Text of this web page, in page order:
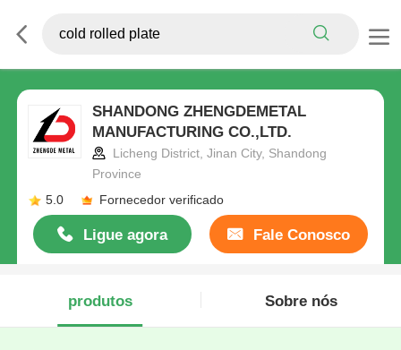
SHANDONG ZHENGDEMETAL
MANUFACTURING CO.,LTD.
Licheng District, Jinan City, Shandong
Province
5.0
Fornecedor verificado
Ligue agora Fale Conosco
produtos Sobre nós